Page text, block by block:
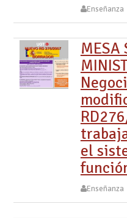
Enseñanza
MESA
el
Enseñanza